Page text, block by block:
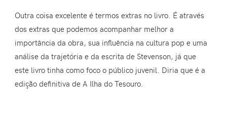
Outra coisa excelente é termos extras no livro. É através
dos extras que podemos acompanhar melhor a
importância da obra, sua influência na cultura pop e uma
análise da trajetória e da escrita de Stevenson, já que
este livro tinha como foco o público juvenil. Diria que é a
edição definitiva de A Ilha do Tesouro.